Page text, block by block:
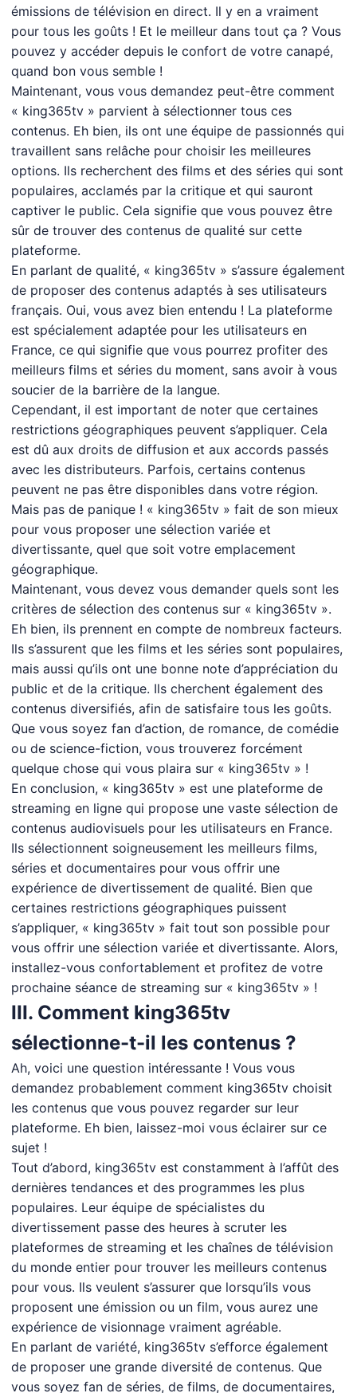
émissions de télévision en direct. Il y en a vraiment
pour tous les goûts ! Et le meilleur dans tout ça ? Vous
pouvez y accéder depuis le confort de votre canapé,
quand bon vous semble !
Maintenant, vous vous demandez peut-être comment
« king365tv » parvient à sélectionner tous ces
contenus. Eh bien, ils ont une équipe de passionnés qui
travaillent sans relâche pour choisir les meilleures
options. Ils recherchent des films et des séries qui sont
populaires, acclamés par la critique et qui sauront
captiver le public. Cela signifie que vous pouvez être
sûr de trouver des contenus de qualité sur cette
plateforme.
En parlant de qualité, « king365tv » s’assure également
de proposer des contenus adaptés à ses utilisateurs
français. Oui, vous avez bien entendu ! La plateforme
est spécialement adaptée pour les utilisateurs en
France, ce qui signifie que vous pourrez profiter des
meilleurs films et séries du moment, sans avoir à vous
soucier de la barrière de la langue.
Cependant, il est important de noter que certaines
restrictions géographiques peuvent s’appliquer. Cela
est dû aux droits de diffusion et aux accords passés
avec les distributeurs. Parfois, certains contenus
peuvent ne pas être disponibles dans votre région.
Mais pas de panique ! « king365tv » fait de son mieux
pour vous proposer une sélection variée et
divertissante, quel que soit votre emplacement
géographique.
Maintenant, vous devez vous demander quels sont les
critères de sélection des contenus sur « king365tv ».
Eh bien, ils prennent en compte de nombreux facteurs.
Ils s’assurent que les films et les séries sont populaires,
mais aussi qu’ils ont une bonne note d’appréciation du
public et de la critique. Ils cherchent également des
contenus diversifiés, afin de satisfaire tous les goûts.
Que vous soyez fan d’action, de romance, de comédie
ou de science-fiction, vous trouverez forcément
quelque chose qui vous plaira sur « king365tv » !
En conclusion, « king365tv » est une plateforme de
streaming en ligne qui propose une vaste sélection de
contenus audiovisuels pour les utilisateurs en France.
Ils sélectionnent soigneusement les meilleurs films,
séries et documentaires pour vous offrir une
expérience de divertissement de qualité. Bien que
certaines restrictions géographiques puissent
s’appliquer, « king365tv » fait tout son possible pour
vous offrir une sélection variée et divertissante. Alors,
installez-vous confortablement et profitez de votre
prochaine séance de streaming sur « king365tv » !
III. Comment king365tv
sélectionne-t-il les contenus ?
Ah, voici une question intéressante ! Vous vous
demandez probablement comment king365tv choisit
les contenus que vous pouvez regarder sur leur
plateforme. Eh bien, laissez-moi vous éclairer sur ce
sujet !
Tout d’abord, king365tv est constamment à l’affût des
dernières tendances et des programmes les plus
populaires. Leur équipe de spécialistes du
divertissement passe des heures à scruter les
plateformes de streaming et les chaînes de télévision
du monde entier pour trouver les meilleurs contenus
pour vous. Ils veulent s’assurer que lorsqu’ils vous
proposent une émission ou un film, vous aurez une
expérience de visionnage vraiment agréable.
En parlant de variété, king365tv s’efforce également
de proposer une grande diversité de contenus. Que
vous soyez fan de séries, de films, de documentaires,